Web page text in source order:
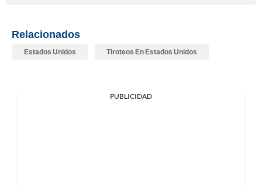
Relacionados
Estados Unidos Tiroteos En Estados Unidos
PUBLICIDAD